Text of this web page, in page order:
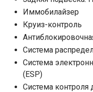
Иммобилайзер
Круиз-контроль
Система
Система
(ESP)
Система